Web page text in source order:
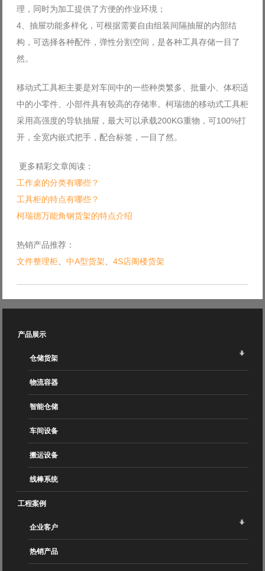
理，同时为加工提供了方便的作业环境；
4、抽屉功能多样化，可根据需要自由组装间隔抽屉的内部结
构，可选择各种配件，弹性分割空间，是各种工具存储一目了
然。
移动式工具柜主要是对车间中的一些种类繁多、批量小、体积适
中的小零件、小部件具有较高的存储率。柯瑞德的移动式工具柜
采用高强度的导轨抽屉，最大可以承载200KG重物，可100%打
开，全宽内嵌式把手，配合标签，一目了然。
更多精彩文章阅读：
工作桌的分类有哪些？
工具柜的特点有哪些？
柯瑞德万能角钢货架的特点介绍
热销产品推荐：
文件整理柜、 中A型货架、 4S店阁楼货架
产品展示
仓储货架
物流容器
智能仓储
车间设备
搬运设备
线棒系统
工程案例
企业客户
热销产品